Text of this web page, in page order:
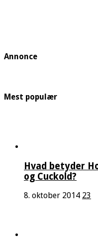
Annonce
Mest populær
Hvad betyder
og Cuckold?
8. oktober 2014 23